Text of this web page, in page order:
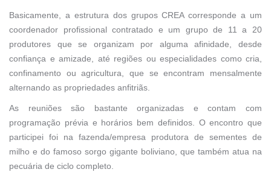
Basicamente, a estrutura dos grupos CREA corresponde a um
coordenador profissional contratado e um grupo de 11 a 20
produtores que se organizam por alguma afinidade, desde
confiança e amizade, até regiões ou especialidades como cria,
confinamento ou agricultura, que se encontram mensalmente
alternando as propriedades anfitriãs.
As reuniões são bastante organizadas e contam com
programação prévia e horários bem definidos. O encontro que
participei foi na fazenda/empresa produtora de sementes de
milho e do famoso sorgo gigante boliviano, que também atua na
pecuária de ciclo completo.